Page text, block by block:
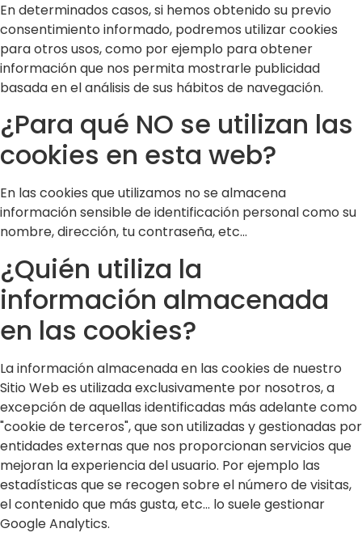
En determinados casos, si hemos obtenido su previo
consentimiento informado, podremos utilizar cookies
para otros usos, como por ejemplo para obtener
información que nos permita mostrarle publicidad
basada en el análisis de sus hábitos de navegación.
¿Para qué NO se utilizan las
cookies en esta web?
En las cookies que utilizamos no se almacena
información sensible de identificación personal como su
nombre, dirección, tu contraseña, etc...
¿Quién utiliza la
información almacenada
en las cookies?
La información almacenada en las cookies de nuestro
Sitio Web es utilizada exclusivamente por nosotros, a
excepción de aquellas identificadas más adelante como
"cookie de terceros", que son utilizadas y gestionadas por
entidades externas que nos proporcionan servicios que
mejoran la experiencia del usuario. Por ejemplo las
estadísticas que se recogen sobre el número de visitas,
el contenido que más gusta, etc... lo suele gestionar
Google Analytics.